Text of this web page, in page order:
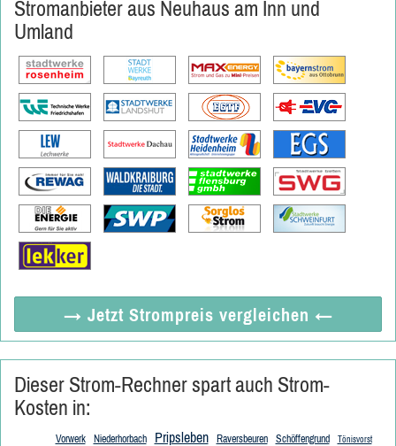
Stromanbieter aus Neuhaus am Inn und
Umland
→ Jetzt Strompreis vergleichen ←
Dieser Strom-Rechner spart auch Strom-
Kosten in:
Vorwerk Niederhorbach Pripsleben Raversbeuren Schöffengrund Tönisvorst